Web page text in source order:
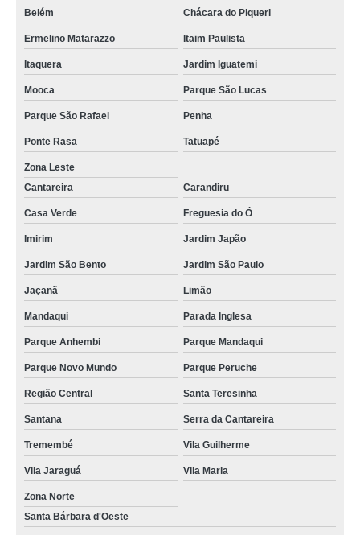
Belém Chácara do Piqueri
Ermelino Matarazzo Itaim Paulista
Itaquera Jardim Iguatemi
Mooca Parque São Lucas
Parque São Rafael Penha
Ponte Rasa Tatuapé
Zona Leste
Cantareira
Carandiru
Casa Verde Freguesia do Ó
Imirim Jardim Japão
Jardim São Bento Jardim São Paulo
Jaçanã Limão
Mandaqui Parada Inglesa
Parque Anhembi Parque Mandaqui
Parque Novo Mundo Parque Peruche
Região Central Santa Teresinha
Santana Serra da Cantareira
Tremembé Vila Guilherme
Vila Jaraguá Vila Maria
Zona Norte
Santa Bárbara d'Oeste